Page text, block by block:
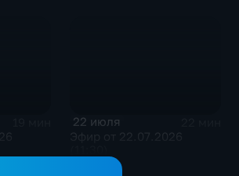
22 июля